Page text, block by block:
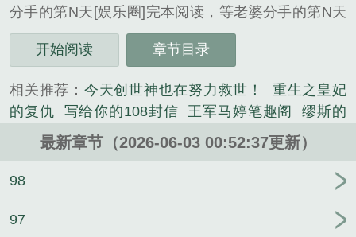
分手的第N天[娱乐圈]完本阅读，等老婆分手的第N天
[娱乐圈]txt下载，等老婆分手的第N天[娱乐圈]免费阅
读，等老婆分手的第N天[娱乐圈]无弹窗，...
的其他类小说。
开始阅读 章节目录
相关推荐： 今天创世神也在努力救世！
重生之皇妃
的复仇
写给你的108封信 王军马婷笔趣阁
缪斯的
谁说强制组队是分配老婆啊！
海王有个小秘
每个世界都被疯批老婆强制爱
伍申许玮小说笔趣
阁
坂
医的妊娠幼妻性奴
赵峰雯雯刘波
最新章节（2026-06-03 00:52:37更新）
98
97